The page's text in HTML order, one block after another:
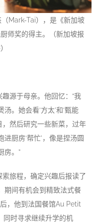
Mark-Tai），是《新加坡
师奖的得主。（新加坡报
源于母亲。他回忆：“我
。她会看‘方太’和‘甄能
，然后研究一些新菜，过年
厨房‘帮忙’，像是捏汤圆
房。”
旅程，确定兴趣后报读了
期间有机会到精致法式餐
，他到法国餐馆Au Petit
同时寻求继续升学的机